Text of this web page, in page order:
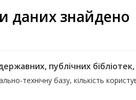
даних знайдено
публічних
технічну базу, кількість